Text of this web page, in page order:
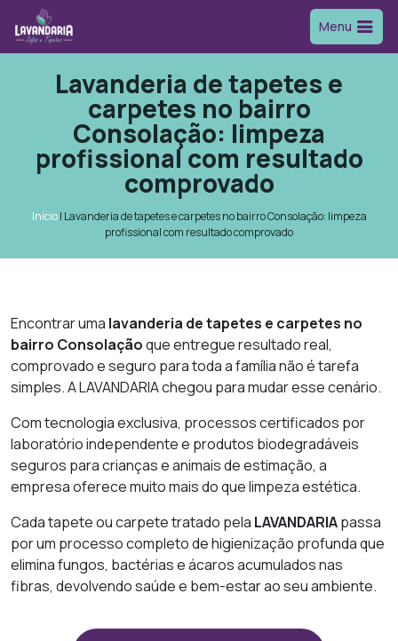
Menu
Lavanderia de tapetes e
carpetes no bairro
Consolação: limpeza
profissional com resultado
comprovado
Início| Lavanderia de tapetes e carpetes no bairro Consolação: limpeza
profissional com resultado comprovado
Encontrar uma lavanderia de tapetes e carpetes no
bairro Consolaçãoque entregue resultado real,
comprovado e seguro para toda a família não é tarefa
simples. A LAVANDARIA chegou para mudar esse cenário.
Com tecnologia exclusiva, processos certificados por
laboratório independente e produtos biodegradáveis
seguros para crianças e animais de estimação, a
empresa oferece muito mais do que limpeza estética.
Cada tapete ou carpete tratado pela LAVANDARIApassa
por um processo completo de higienização profunda que
elimina fungos, bactérias e ácaros acumulados nas
fibras, devolvendo saúde e bem-estar ao seu ambiente.